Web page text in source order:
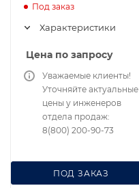
Под заказ
Характеристики
Цена по запросу
ПОД ЗАКАЗ
Уважаемые клиенты!
Уточняйте актуальные
цены у инженеров
отдела продаж:
8(800) 200-90-73